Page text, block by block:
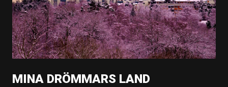
MINA DRÖMMARS LAND